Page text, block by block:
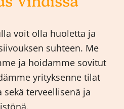
voit olla huoletta ja
suhteen. Me
ja hoidamme sovitut
yrityksenne tilat
sekä terveellisenä ja